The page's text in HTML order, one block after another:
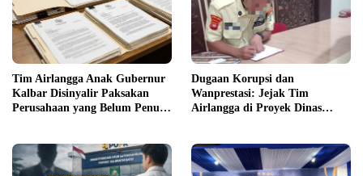
Tim Airlangga Anak Gubernur
Kalbar Disinyalir Paksakan
Perusahaan yang Belum Penuhi
Dugaan Korupsi dan
Wanprestasi: Jejak Tim
Airlangga di Proyek Dinas